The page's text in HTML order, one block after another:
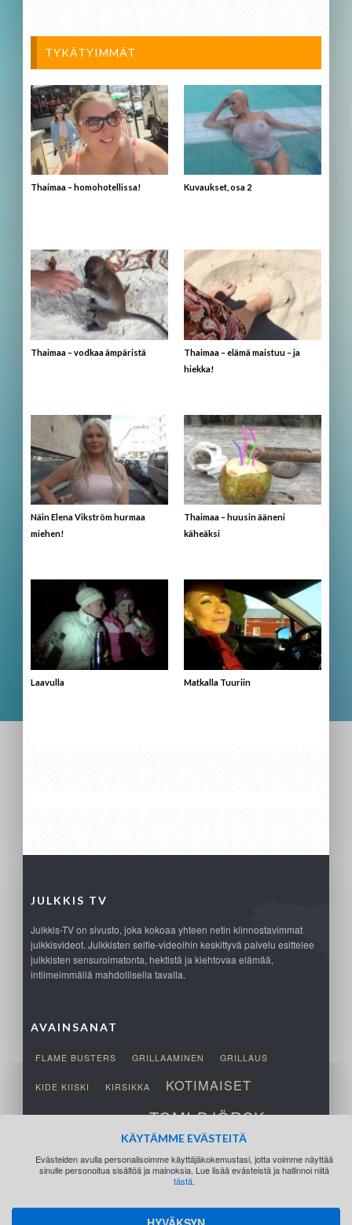
TYKÄTYIMMÄT
Thaimaa – homohotellissa! Kuvaukset, osa 2
Thaimaa – vodkaa ämpäristä
Thaimaa – elämä maistuu – ja
hiekka!
Näin Elena Vikström hurmaa
miehen!
Thaimaa – huusin ääneni
käheäksi
Laavulla Matkalla Tuuriin
JULKKIS TV
Julkkis-TV on sivusto, joka kokoaa yhteen netin kiinnostavimmat
julkkisvideot. Julkkisten selfie-videoihin keskittyvä palvelu esittelee
julkkisten sensuroimatonta, hektistä ja kiehtovaa elämää,
intiimeimmällä mahdollisella tavalla.
AVAINSANAT
FLAME BUSTERS GRILLAAMINEN GRILLAUS
KIDE KIISKI KIRSIKKA KOTIMAISET
TOMI BJÖRCK
KÄYTÄMME EVÄSTEITÄ
Evästeiden avulla personalisoimme käyttäjäkokemustasi, jotta voimme näyttää
sinulle personoitua sisältöä ja mainoksia. Lue lisää evästeistä ja hallinnoi niitä
tästä.